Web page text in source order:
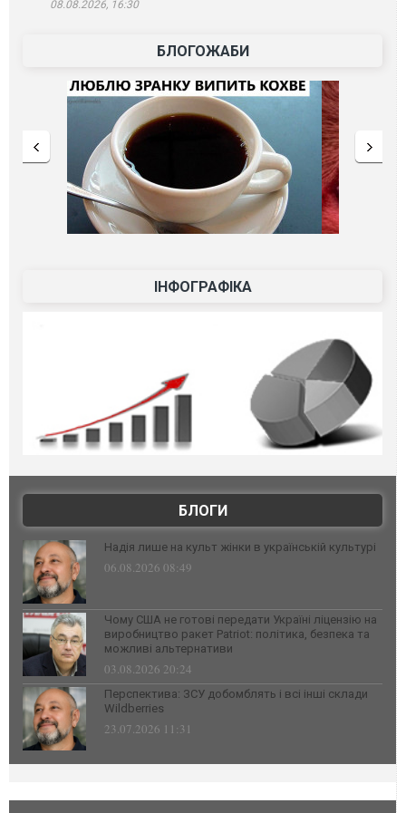
08.08.2026, 16:30
БЛОГОЖАБИ
ІНФОГРАФІКА
БЛОГИ
Надія лише на культ жінки в українській культурі
06.08.2026 08:49
Чому США не готові передати Україні ліцензію на
виробництво ракет Patriot: політика, безпека та
можливі альтернативи
03.08.2026 20:24
Перспектива: ЗСУ добомблять і всі інші склади
Wildberries
23.07.2026 11:31